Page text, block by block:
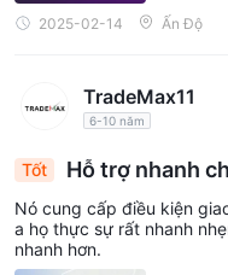
2025-02-14 Ấn Độ
TradeMax11
6-10 năm
Tốt
Hỗ trợ nhanh
định, nhưng Rút tiền
Nó cung cấp điều kiện
a họ thực sự rất nhanh
nhanh hơn.